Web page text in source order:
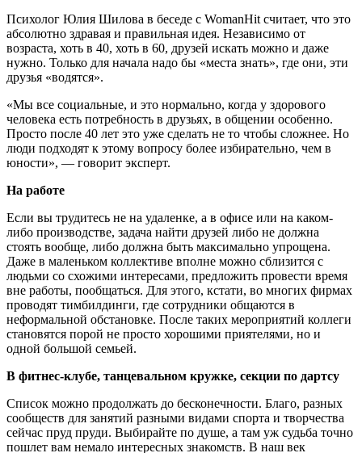
Психолог Юлия Шилова в беседе с WomanHit считает, что это
абсолютно здравая и правильная идея. Независимо от
возраста, хоть в 40, хоть в 60, друзей искать можно и даже
нужно. Только для начала надо бы «места знать», где они, эти
друзья «водятся».
«Мы все социальные, и это нормально, когда у здорового
человека есть потребность в друзьях, в общении особенно.
Просто после 40 лет это уже сделать не то чтобы сложнее. Но
люди подходят к этому вопросу более избирательно, чем в
юности», — говорит эксперт.
На работе
Если вы трудитесь не на удаленке, а в офисе или на каком-
либо производстве, задача найти друзей либо не должна
стоять вообще, либо должна быть максимально упрощена.
Даже в маленьком коллективе вполне можно сблизится с
людьми со схожими интересами, предложить провести время
вне работы, пообщаться. Для этого, кстати, во многих фирмах
проводят тимбилдинги, где сотрудники общаются в
неформальной обстановке. После таких мероприятий коллеги
становятся порой не просто хорошими приятелями, но и
одной большой семьей.
В фитнес-клубе, танцевальном кружке, секции по дартсу
Список можно продолжать до бесконечности. Благо, разных
сообществ для занятий разными видами спорта и творчества
сейчас пруд пруди. Выбирайте по душе, а там уж судьба точно
пошлет вам немало интересных знакомств. В наш век